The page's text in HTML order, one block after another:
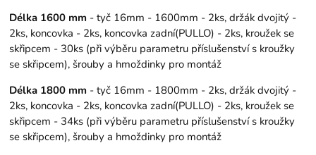
Délka 1600 mm - tyč 16mm - 1600mm - 2ks, držák dvojitý -
2ks, koncovka - 2ks, koncovka zadní(PULLO) - 2ks, kroužek se
skřipcem - 30ks (při výběru parametru příslušenství s kroužky
se skřipcem), šrouby a hmoždinky pro montáž
Délka 1800 mm - tyč 16mm - 1800mm - 2ks, držák dvojitý -
2ks, koncovka - 2ks, koncovka zadní(PULLO) - 2ks, kroužek se
skřipcem - 34ks (při výběru parametru příslušenství s kroužky
se skřipcem), šrouby a hmoždinky pro montáž